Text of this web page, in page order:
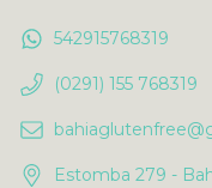
542915768319
(0291) 155 768319
Estomba 279 -